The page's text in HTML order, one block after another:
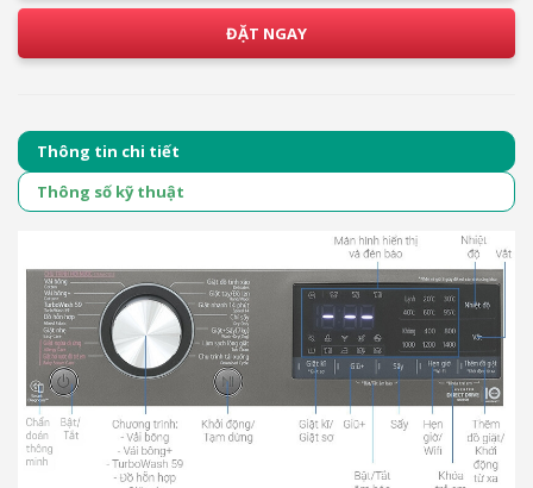
ĐẶT NGAY
Thông tin chi tiết
Thông số kỹ thuật